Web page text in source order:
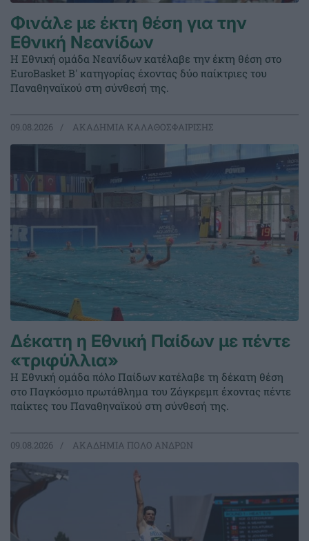
Φινάλε με έκτη θέση για την
Εθνική Νεανίδων
Η Εθνική ομάδα Νεανίδων κατέλαβε την έκτη θέση στο
EuroBasket Β' κατηγορίας έχοντας δύο παίκτριες του
Παναθηναϊκού στη σύνθεσή της.
09.08.2026 ΑΚΑΔΗΜΙΑ ΚΑΛΑΘΟΣΦΑΙΡΙΣΗΣ
Δέκατη η Εθνική Παίδων με πέντε
«τριφύλλια»
Η Εθνική ομάδα πόλο Παίδων κατέλαβε τη δέκατη θέση
στο Παγκόσμιο πρωτάθλημα του Ζάγκρεμπ έχοντας πέντε
παίκτες του Παναθηναϊκού στη σύνθεσή της.
09.08.2026 ΑΚΑΔΗΜΙΑ ΠΟΛΟ ΑΝΔΡΩΝ